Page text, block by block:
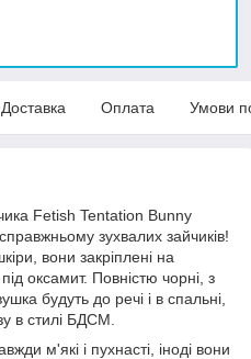
Доставка Оплата Умови
Fetish Tentation Bunny
зухвалих зайчиків!
вони закріплені на
оксамит. Повністю чорні, з
будуть до речі і в спальні,
в стилі БДСМ.
м'які і пухнасті, іноді вони